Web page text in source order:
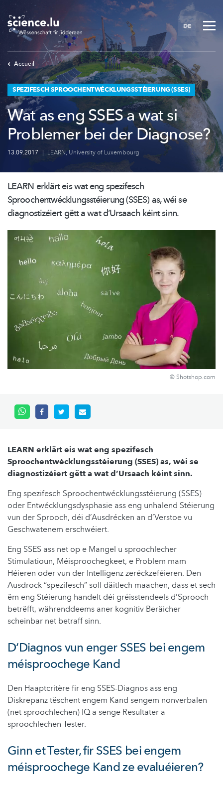
to
main
content
DE
Accueil
SPEZIFESCH SPROOCHENTWÉCKLUNGSSTÉIERUNG (SSES)
Wat as eng SSES a wat si
Problemer bei der Diagnose?
13.09.2017 | LEARN, University of Luxembourg
LEARN erklärt eis wat eng spezifesch
Sproochentwécklungsstéierung(SSES) as, wéi se
diagnostizéiertgëtt a wat d’Ursaach kéint sinn.
© Shotshop.com
LEARN erklärt eis wat eng spezifesch
Sproochentwécklungsstéierung (SSES) as, wéi se
diagnostizéiert gëtt a wat d’Ursaach kéint sinn.
Eng spezifesch Sproochentwécklungsstéierung (SSES)
oder Entwécklungsdysphasie ass eng unhalend Stéierung
vun der Sprooch, déi d’Ausdrécken an d’Verstoe vu
Geschwatenem erschwéiert.
Eng SSES ass net op e Mangel u sproochlecher
Stimulatioun, Méisproochegkeet, e Problem mam
Héieren oder vun der Intelligenz zeréckzeféieren. Den
Ausdrock “spezifesch” soll däitlech maachen, dass et sech
ëm eng Stéierung handelt déi gréisstendeels d’Sprooch
betrëfft, währenddeems aner kognitiv Beräicher
scheinbar net betraff sinn.
D‘Diagnos vun enger SSES bei engem
méisproochege Kand
Den Haaptcritère fir eng SSES-Diagnos ass eng
Diskrepanz tëschent engem Kand sengem nonverbalen
(net sproochlechen) IQ a senge Resultater a
sproochlechen Tester.
Ginn et Tester, fir SSES bei engem
méisproochege Kand ze evaluéieren?